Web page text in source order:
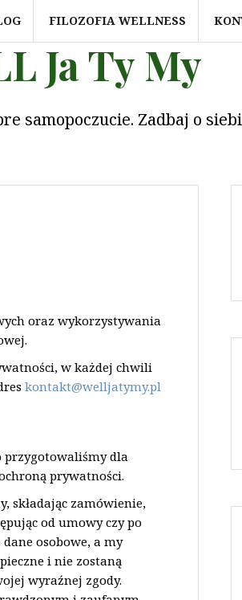
FILOZOFIA WELLNESS
Ja Ty My
samopoczucie. Zadbaj o
oraz wykorzystywania
w każdej chwili
kontakt@welljatymy.pl
przygotowaliśmy dla
prywatności.
składając zamówienie,
od umowy czy po
osobowe, a my
i nie zostaną
wyraźnej zgody.